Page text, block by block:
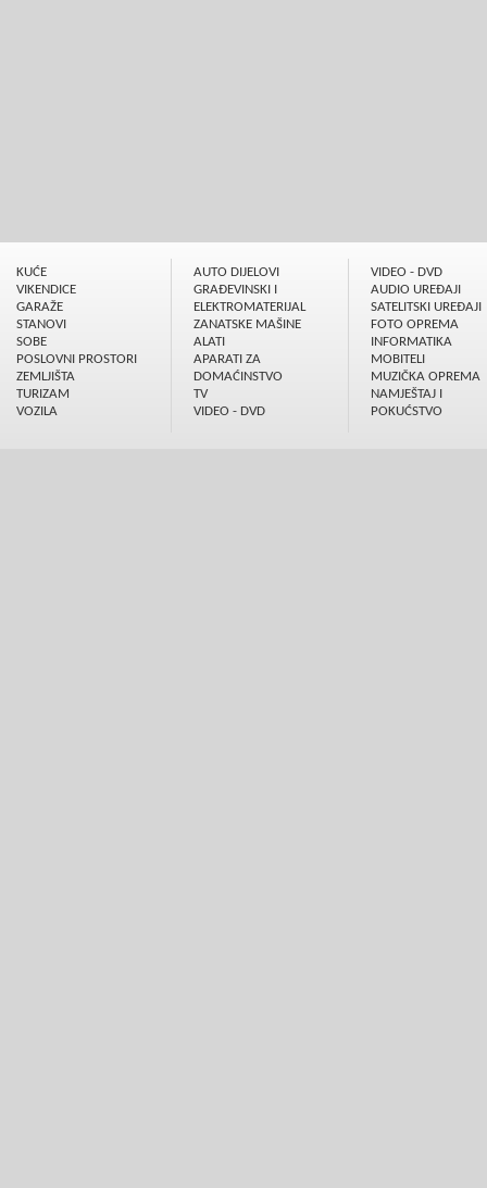
KUĆE
VIKENDICE
GARAŽE
STANOVI
SOBE
POSLOVNI PROSTORI
ZEMLJIŠTA
TURIZAM
VOZILA
AUTO DIJELOVI
GRAÐEVINSKI I
ELEKTROMATERIJAL
ZANATSKE MAŠINE
ALATI
APARATI ZA
DOMAĆINSTVO
TV
VIDEO - DVD
VIDEO - DVD
AUDIO UREÐAJI
SATELITSKI UREÐAJI
FOTO OPREMA
INFORMATIKA
MOBITELI
MUZIČKA OPREMA
NAMJEŠTAJ I
POKUĆSTVO